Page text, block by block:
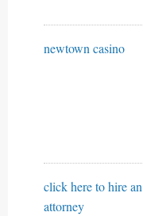
newtown casino
click here to hire an
attorney